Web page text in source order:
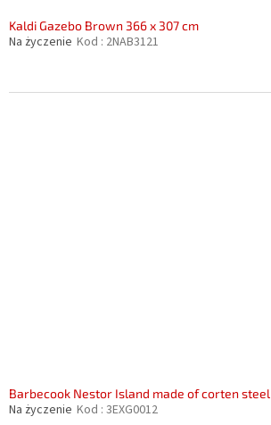
Kaldi Gazebo Brown 366 x 307 cm
Na życzenie Kod : 2NAB3121
Barbecook Nestor Island made of corten steel
Na życzenie Kod : 3EXG0012